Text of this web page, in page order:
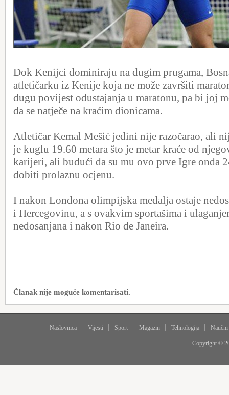
Dok Kenijci dominiraju na dugim prugama,
atletičarku iz Kenije koja ne može završiti
dugu povijest odustajanja u maratonu, pa bi joj
da se natječe na kraćim dionicama.
Atletičar Kemal Mešić jedini nije razočarao, ali
je kuglu 19.60 metara što je metar kraće od
karijeri, ali budući da su mu ovo prve Igre onda
dobiti prolaznu ocjenu.
I nakon Londona olimpijska medalja ostaje
i Hercegovinu, a s ovakvim sportašima i
nedosanjana i nakon Rio de Janeira.
Članak nije moguće komentarisati.
Naslovnica Vijesti Sport Magazin Tehnologija
Copyright ©